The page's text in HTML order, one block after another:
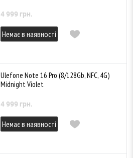
4 999 грн.
Немає в наявності
Ulefone Note 16 Pro (8/128Gb, NFC, 4G)
Midnight Violet
4 999 грн.
Немає в наявності